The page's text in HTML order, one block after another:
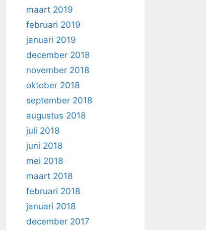
maart 2019
februari 2019
januari 2019
december 2018
november 2018
oktober 2018
september 2018
augustus 2018
juli 2018
juni 2018
mei 2018
maart 2018
februari 2018
januari 2018
december 2017